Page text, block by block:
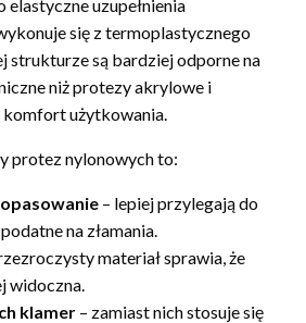
uzupełnienia
się z termoplastycznego
strukturze są bardziej odporne na
niż protezy akrylowe i
użytkowania.
protez nylonowych to:
– lepiej przylegają do
na złamania.
materiał sprawia, że
widoczna.
klamer – zamiast nich stosuje się